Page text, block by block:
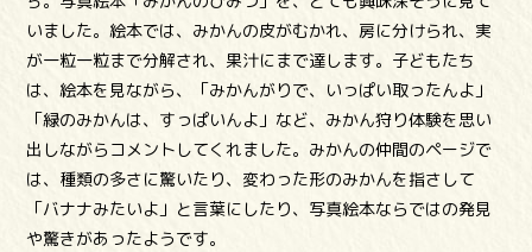
いました。絵本では、みかんの皮がむかれ、房に分けられ、実
が一粒一粒まで分解され、果汁にまで達します。子どもたち
は、絵本を見ながら、「みかんがりで、いっぱい取ったんよ」
「緑のみかんは、すっぱいんよ」など、みかん狩り体験を思い
出しながらコメントしてくれました。みかんの仲間のページで
は、種類の多さに驚いたり、変わった形のみかんを指さして
「バナナみたいよ」と言葉にしたり、写真絵本ならではの発見
や驚きがあったようです。